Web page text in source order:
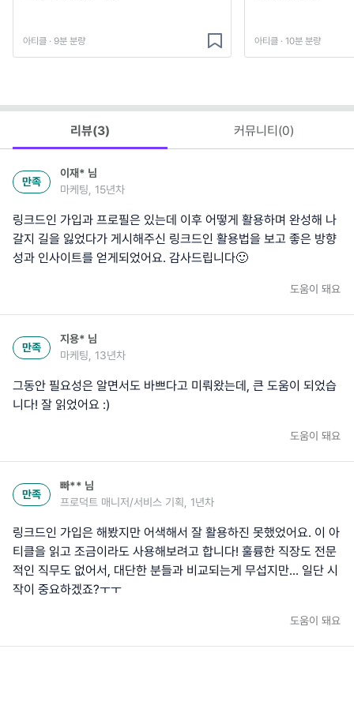
아티클 · 9분 분량 아티클 · 10분 분량
리뷰(3) 커뮤니티(0)
만족
이재* 님
마케팅, 15년차
링크드인 가입과 프로필은 있는데 이후 어떻게 활용하며 완성해 나
갈지 길을 잃었다가 게시해주신 링크드인 활용법을 보고 좋은 방향
성과 인사이트를 얻게되었어요. 감사드립니다🙂
도움이 돼요
만족
지용* 님
마케팅, 13년차
그동안 필요성은 알면서도 바쁘다고 미뤄왔는데, 큰 도움이 되었습
니다! 잘 읽었어요 :)
도움이 돼요
만족
빠** 님
프로덕트 매니저/서비스 기획, 1년차
링크드인 가입은 해봤지만 어색해서 잘 활용하진 못했었어요. 이 아
티클을 읽고 조금이라도 사용해보려고 합니다! 훌륭한 직장도 전문
적인 직무도 없어서, 대단한 분들과 비교되는게 무섭지만... 일단 시
작이 중요하겠죠?ㅜㅜ
도움이 돼요